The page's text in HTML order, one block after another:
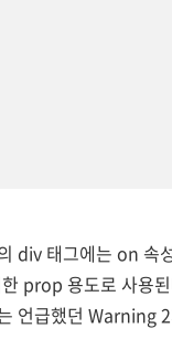
div 태그에는 on 속
prop 용도로 사용
언급했던 Warning